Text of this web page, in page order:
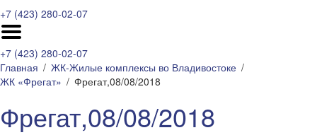
+7 (423) 280-02-07
+7 (423) 280-02-07
Главная
ЖК-Жилые комплексы во Владивостоке
ЖК «Фрегат»
Фрегат,08/08/2018
Фрегат,08/08/2018